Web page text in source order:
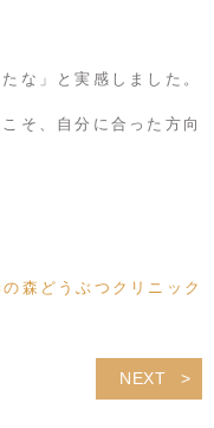
な」と実感しました。
そ、自分に合った方向
の森どうぶつクリニック
NEXT